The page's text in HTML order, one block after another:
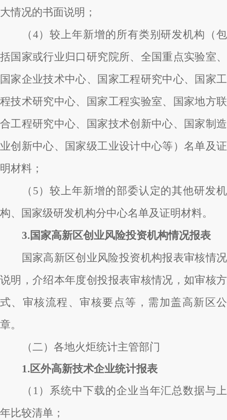
大情况的书面说明；
（4）较上年新增的所有类别研发机构（包
括国家或行业归口研究院所、全国重点实验室、
国家企业技术中心、国家工程研究中心、国家工
程技术研究中心、国家工程实验室、国家地方联
合工程研究中心、国家技术创新中心、国家制造
业创新中心、国家级工业设计中心等）名单及证
明材料；
（5）较上年新增的部委认定的其他研发机
构、国家级研发机构分中心名单及证明材料。
3.国家高新区创业风险投资机构情况报表
国家高新区创业风险投资机构报表审核情况
说明，介绍本年度创投报表审核情况，如审核方
式、审核流程、审核要点等，需加盖高新区公
章。
（二）各地火炬统计主管部门
1.区外高新技术企业统计报表
（1）系统中下载的企业当年汇总数据与上
年比较清单；